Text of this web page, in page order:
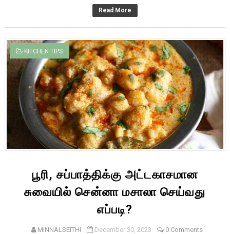
Read More
KITCHEN TIPS
பூரி, சப்பாத்திக்கு அட்டகாசமான
சுவையில் சென்னா மசாலா செய்வது
எப்படி?
MINNALSEITHI December 30, 2023 0 Comments